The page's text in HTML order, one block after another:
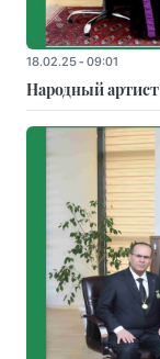
18.02.25 - 09:01
Народный